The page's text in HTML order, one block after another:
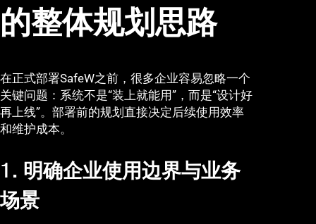
的整体规划思路
在正式部署SafeW之前，很多企业容易忽略一个
关键问题：系统不是“装上就能用”，而是“设计好
再上线”。部署前的规划直接决定后续使用效率
和维护成本。
1. 明确企业使用边界与业务
场景